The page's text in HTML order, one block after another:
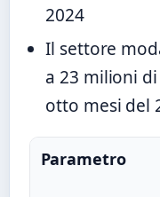
2024
Il settore
a 23 milioni
otto mesi del
Parametro